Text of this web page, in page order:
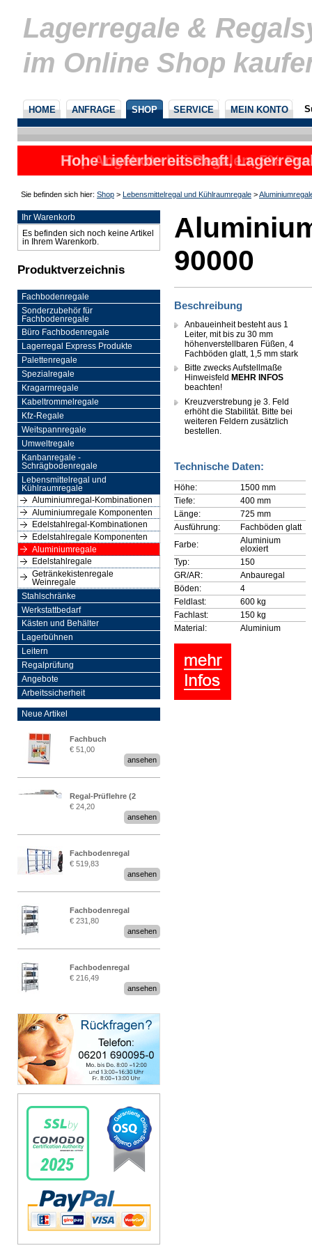
Lagerregale &
im Online Shop
HOME ANFRAGE SHOP SERVICE MEIN KONTO
Top Angebote bei Regalen, 5%
Hohe Lieferbereitschaft,
nicht
Sie befinden sich hier: Shop > Lebensmittelregal und Kühlraumregale >
Ihr Warenkorb
Es befinden sich noch keine Artikel
in Ihrem Warenkorb.
Produktverzeichnis
Fachbodenregale
Sonderzubehör für
Fachbodenregale
Büro Fachbodenregale
Lagerregal Express Produkte
Palettenregale
Spezialregale
Kragarmregale
Kabeltrommelregale
Kfz-Regale
Weitspannregale
Umweltregale
Kanbanregale -
Schrägbodenregale
Lebensmittelregal und
Kühlraumregale
Aluminiumregal-Kombinationen
Aluminiumregale Komponenten
Edelstahlregal-Kombinationen
Edelstahlregale Komponenten
Aluminiumregale
Edelstahlregale
Getränkekistenregale
Weinregale
Stahlschränke
Werkstattbedarf
Kästen und Behälter
Lagerbühnen
Leitern
Regalprüfung
Angebote
Arbeitssicherheit
Neue Artikel
Fachbuch
„Regalprüfung nach DIN
€ 51,00
ansehen
Regal-Prüflehre (2
Stück)
€ 24,20
ansehen
Fachbodenregal
Stecksystem MultiPlus
2,25 Meter breit
€ 519,83
ansehen
Fachbodenregal
Stecksystem MultiPlus
€ 231,80
ansehen
Fachbodenregal
Stecksystem MultiPlus
€ 216,49
ansehen
90000
Beschreibung
Anbaueinheit besteht aus 1
Leiter, mit bis zu 30 mm
höhenverstellbaren Füßen, 4
Fachböden glatt, 1,5 mm stark
Bitte zwecks Aufstellmaße
Hinweisfeld MEHR INFOS
beachten!
Kreuzverstrebung je 3. Feld
erhöht die Stabilität. Bitte bei
weiteren Feldern zusätzlich
bestellen.
Technische Daten:
Höhe:
1500 mm
Tiefe:
400 mm
Länge:
725 mm
Ausführung:
Fachböden glatt
Farbe:
Aluminium
eloxiert
Typ:
150
GR/AR:
Anbauregal
Böden:
4
Feldlast:
600 kg
Fachlast:
150 kg
Material:
Aluminium